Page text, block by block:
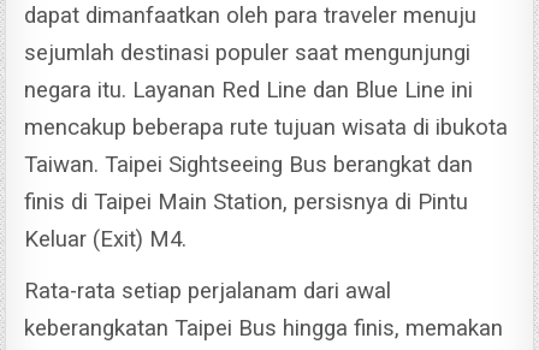
dapat dimanfaatkan oleh para traveler menuju
sejumlah destinasi populer saat mengunjungi
negara itu. Layanan Red Line dan Blue Line ini
mencakup beberapa rute tujuan wisata di ibukota
Taiwan. Taipei Sightseeing Bus berangkat dan
finis di Taipei Main Station, persisnya di Pintu
Keluar (Exit) M4.
Rata-rata setiap perjalanam dari awal
keberangkatan Taipei Bus hingga finis, memakan